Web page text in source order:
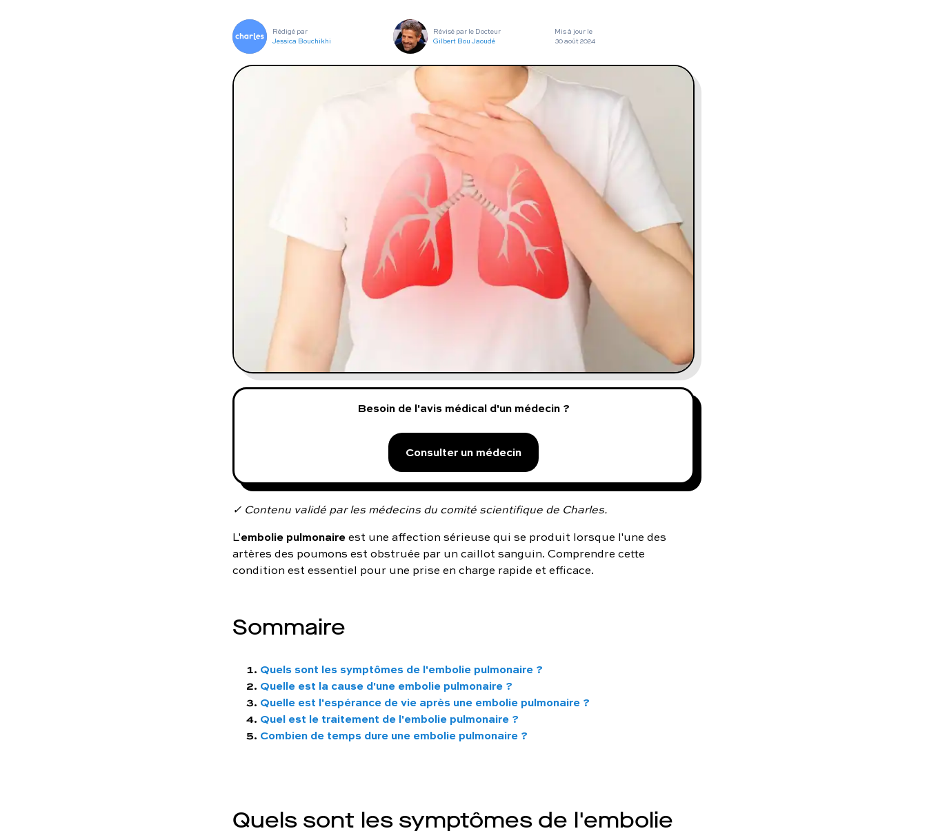
Rédigé par
Jessica Bouchikhi
Révisé par le Docteur
Gilbert Bou Jaoudé
Mis à jour le
30 août 2024
Besoin de l'avis médical d'un médecin ?
Consulter un médecin
✓ Contenu validé par les médecins du comité scientifique de Charles.
L'embolie pulmonaireest une affection sérieuse qui se produit lorsque l'une des
artères des poumons est obstruée par un caillot sanguin. Comprendre cette
condition est essentiel pour une prise en charge rapide et efficace.
Sommaire
Quels sont les symptômes de l'embolie pulmonaire ?
Quelle est la cause d'une embolie pulmonaire ?
Quelle est l'espérance de vie après une embolie pulmonaire ?
Quel est le traitement de l'embolie pulmonaire ?
Combien de temps dure une embolie pulmonaire ?
Quels sont les symptômes de l'embolie